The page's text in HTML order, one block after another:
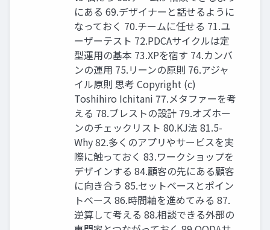
にある 69.デザイナーと話せるように
なっておく 70.チームに任せる 71.ユ
ーザーテスト 72.PDCAサイクルは定
型運⽤の基本 73.XPを宿す 74.カンバ
ンの運⽤ 75.リーンの原則 76.アジャ
イル原則 思考 Copyright (c)
Toshihiro Ichitani 77.メタファーを考
える 78.ブレストの設計 79.オズホー
ンのチェックリスト 80.KJ法 81.5-
Why 82.多くのアプリやサービスを実
際に触っておく 83.ワークショップを
デザインする 84.顧客の先にある顧客
に向き合う 85.セットベースとポイン
トベース 86.時間軸を進めてみる 87.
逆算して考える 88.相談できる外部の